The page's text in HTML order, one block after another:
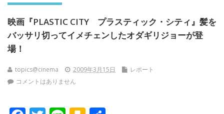
映画『PLASTIC CITY プラスティック・シティ』髪を
バッサリ切ってイメチェンしたオダギリジョーが登
場！
topics@cinema 2009年3月15日
レポート
コメントはありません